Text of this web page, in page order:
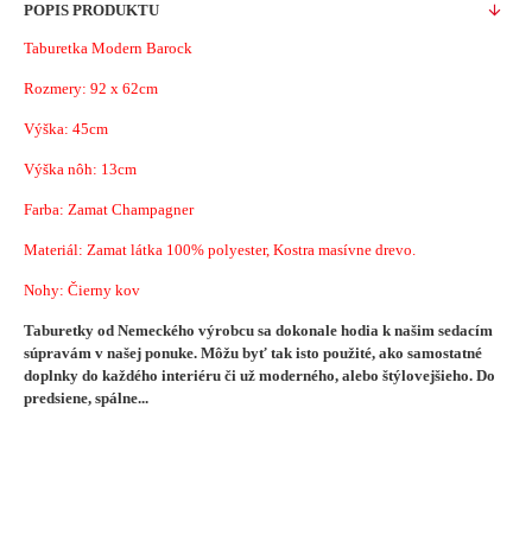
POPIS PRODUKTU
Taburetka Modern Barock
Rozmery: 92 x 62cm
Výška: 45cm
Výška nôh: 13cm
Farba: Zamat Champagner
Materiál: Zamat látka 100% polyester, Kostra masívne drevo.
Nohy: Čierny kov
Taburetky od Nemeckého výrobcu sa dokonale hodia k našim sedacím
súpravám v našej ponuke. Môžu byť tak isto použité, ako samostatné
doplnky do každého interiéru či už moderného, alebo štýlovejšieho. Do
predsiene, spálne...